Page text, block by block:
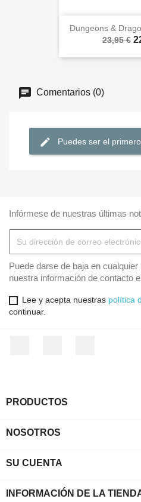
Dungeons &
23,95 €
Comentarios (0)
Puedes ser el
Infórmese de nuestras últimas
Puede darse de baja en
nuestra información de contacto
Lee y acepta nuestras política
continuar.
PRODUCTOS
NOSOTROS
SU CUENTA
INFORMACIÓN DE LA